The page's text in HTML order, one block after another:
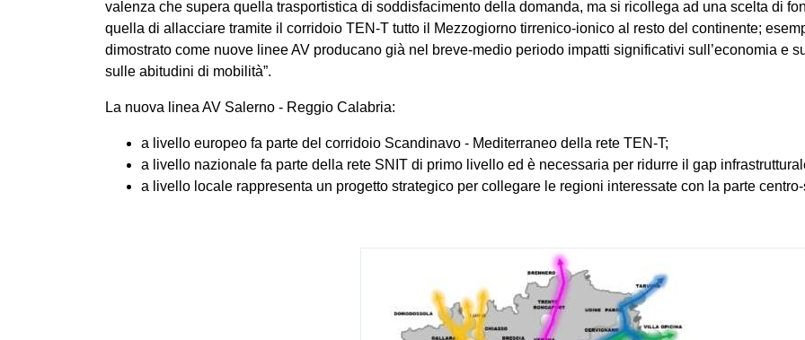
valenza che supera quella trasportistica di soddisfacimento della domanda, ma si ricollega ad una scelta di
quella di allacciare tramite il corridoio TEN-T tutto il Mezzogiorno tirrenico-ionico al resto del continente;
dimostrato come nuove linee AV producano già nel breve-medio periodo impatti significativi sull’economia e
sulle abitudini di mobilità”.
La nuova linea AV Salerno - Reggio Calabria:
a livello europeo fa parte del corridoio Scandinavo - Mediterraneo della rete TEN-T;
a livello nazionale fa parte della rete SNIT di primo livello ed è necessaria per ridurre il gap
a livello locale rappresenta un progetto strategico per collegare le regioni interessate con la parte